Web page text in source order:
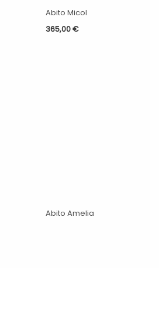
Abito Micol
365,00€
Abito Amelia